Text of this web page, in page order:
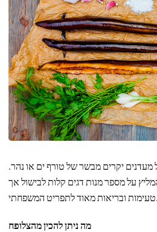
מעדנים יקרים מבשר של טורף ים או נהר.
​​על מספר מנות דגים קלות לבישול אך
טעימות ובריאות מאוד לתפריט המשפחתי.
מה ניתן להכין מהצלופח